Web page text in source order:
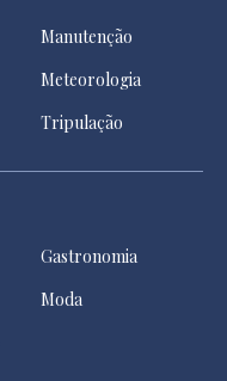
Manutenção
Meteorologia
Tripulação
Gastronomia
Moda